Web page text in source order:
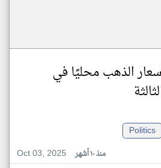
الذهب محليًا في
Politics
Oct 03, 2025
منذ ١٠ أشهر